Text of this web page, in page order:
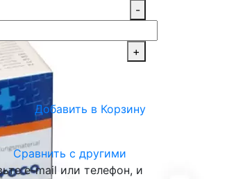
-
+
Добавить в Корзину
Сравнить с другими
e-mail или телефон, и